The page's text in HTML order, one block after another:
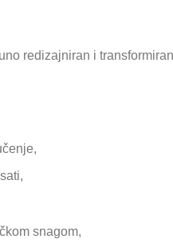
redizajniran i
snagom,